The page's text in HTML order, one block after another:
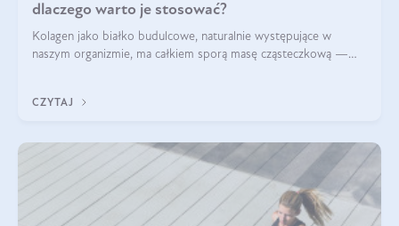
dlaczego warto je stosować?
Kolagen jako białko budulcowe, naturalnie występujące w
naszym organizmie, ma całkiem sporą masę cząsteczkową —
bardziej biodostępny
CZYTAJ